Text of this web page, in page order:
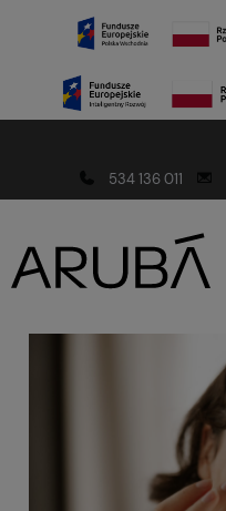
534 136 011